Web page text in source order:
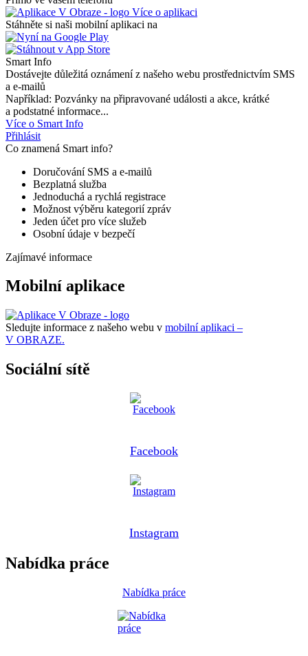
Více o aplikaci
Stáhněte si naši mobilní aplikaci na
Smart Info
Dostávejte důležitá oznámení z našeho webu prostřednictvím SMS
a e-mailů
Například: Pozvánky na připravované události a akce, krátké
a podstatné informace...
Více o Smart Info
Přihlásit
Co znamená Smart info?
Doručování SMS a e-mailů
Bezplatná služba
Jednoduchá a rychlá registrace
Možnost výběru kategorií zpráv
Jeden účet pro více služeb
Osobní údaje v bezpečí
Zajímavé informace
Mobilní aplikace
Sledujte informace z našeho webu v mobilní aplikaci –
V OBRAZE.
Sociální sítě
Facebook
Instagram
Nabídka práce
Nabídka práce